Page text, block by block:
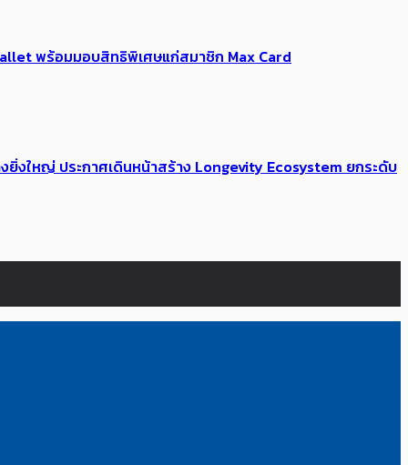
พร้อมมอบสิทธิพิเศษแก่สมาชิก Max Card
งใหญ่ ประกาศเดินหน้าสร้าง Longevity Ecosystem ยกระดับ